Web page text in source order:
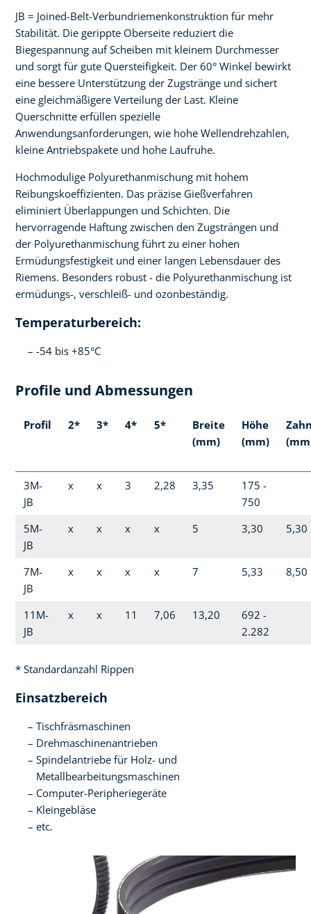
JB = Joined-Belt-Verbundriemenkonstruktion für mehr
Stabilität. Die gerippte Oberseite reduziert die
Biegespannung auf Scheiben mit kleinem Durchmesser
und sorgt für gute Quersteifigkeit. Der 60° Winkel bewirkt
eine bessere Unterstützung der Zugstränge und sichert
eine gleichmäßigere Verteilung der Last. Kleine
Querschnitte erfüllen spezielle
Anwendungsanforderungen, wie hohe Wellendrehzahlen,
kleine Antriebspakete und hohe Laufruhe.
Hochmodulige Polyurethanmischung mit hohem
Reibungskoeffizienten. Das präzise Gießverfahren
eliminiert Überlappungen und Schichten. Die
hervorragende Haftung zwischen den Zugsträngen und
der Polyurethanmischung führt zu einer hohen
Ermüdungsfestigkeit und einer langen Lebensdauer des
Riemens. Besonders robust - die Polyurethanmischung ist
ermüdungs-, verschleiß- und ozonbeständig.
Temperaturbereich:
-54 bis +85°C
Profile und Abmessungen
Profil 2* 3* 4* 5*
Breite
(mm)
Höhe
(mm)
3M-
JB
x x 3 2,28 3,35
175 -
750
5M-
JB
x x x x 5 3,30 5,30
7M-
JB
x x x x 7 5,33 8,50
11M-
JB
x x 11 7,06 13,20
692 -
2.282
* Standardanzahl Rippen
Einsatzbereich
Tischfräsmaschinen
Drehmaschinenantrieben
Spindelantriebe für Holz- und
Metallbearbeitungsmaschinen
Computer-Peripheriegeräte
Kleingebläse
etc.